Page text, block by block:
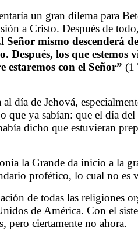
un gran dilema para
a Cristo. Después de
Señor mismo descenderá
los que estemos
estaremos con el Señor” (1
día de Jehová,
que ya sabían: que el día
dicho que estuvieran
la Grande da inicio a la
profético, lo cual no es
de todas las religiones
de América. Con el
pero ciertamente no ahora.